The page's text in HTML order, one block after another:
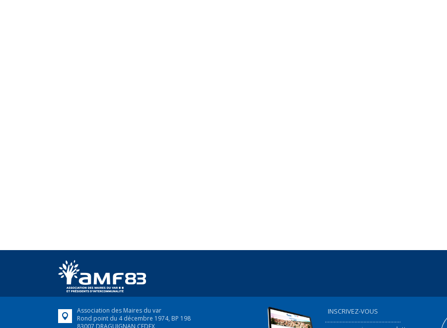
Association des Maires du var
Rond point du 4 décembre 1974, BP 198
83007 DRAGUIGNAN CEDEX
INSCRIVEZ-VOUS
...................................................